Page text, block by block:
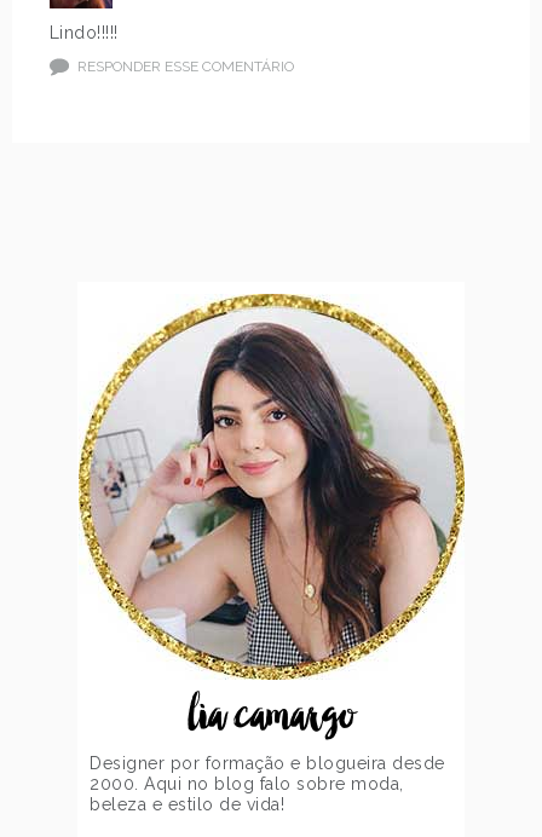
Lindo!!!!!
RESPONDER ESSE COMENTÁRIO
lia camargo
Designer por formação e blogueira desde
2000. Aqui no blog falo sobre moda,
beleza e estilo de vida!